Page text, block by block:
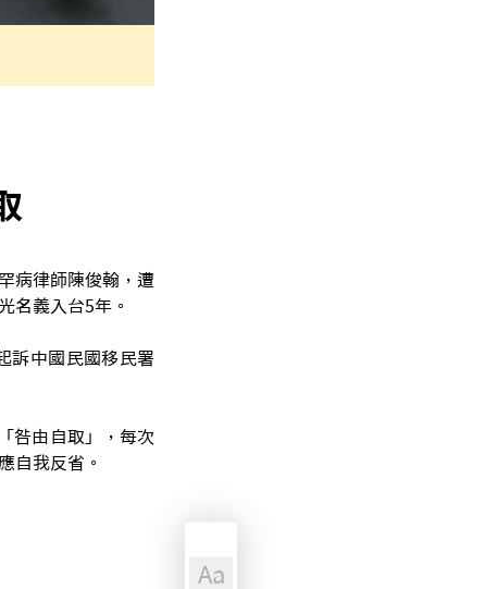
病律師陳俊翰，遭
名義入台5年。
訴中國民國移民署
咎由自取」，每次
自我反省。
Aa